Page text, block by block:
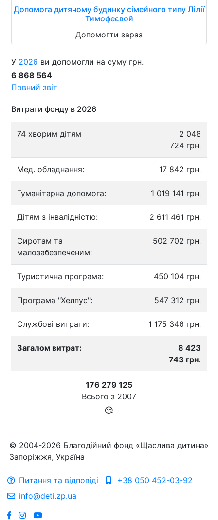
Допомога дитячому будинку сімейного типу Лілії
Тимофеєвой
Допомогти зараз
У 2026 ви допомогли на суму грн.
6 868 564
Повний звіт
Витрати фонду в 2026
74 хворим дітям
2 048
724 грн.
Мед. обладнання: 17 842 грн.
Гуманітарна допомога: 1 019 141 грн.
Дітям з інвалідністю: 2 611 461 грн.
Сиротам та
малозабезпеченим:
502 702 грн.
Туристична програма: 450 104 грн.
Програма "Хелпус": 547 312 грн.
Службові витрати: 1 175 346 грн.
Загалом витрат:
8 423
743 грн.
176 279 125
Всього з 2007
© 2004-2026 Благодійний фонд «Щаслива дитина»
Запоріжжя, Україна
Питання та відповіді
+38 050 452-03-92
info@deti.zp.ua